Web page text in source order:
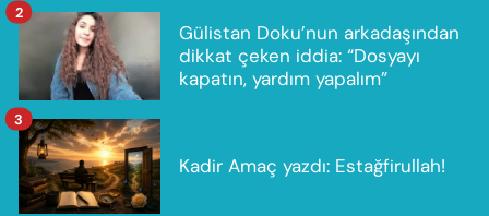
Gülistan Doku’nun arkadaşından
dikkat çeken iddia: “Dosyayı
kapatın, yardım yapalım”
2
Kadir Amaç yazdı: Estağfirullah!
3